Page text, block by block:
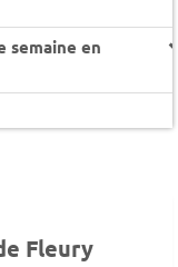
semaine en
Fleury